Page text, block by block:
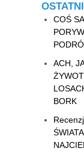
COŚ
ACH,
BORK